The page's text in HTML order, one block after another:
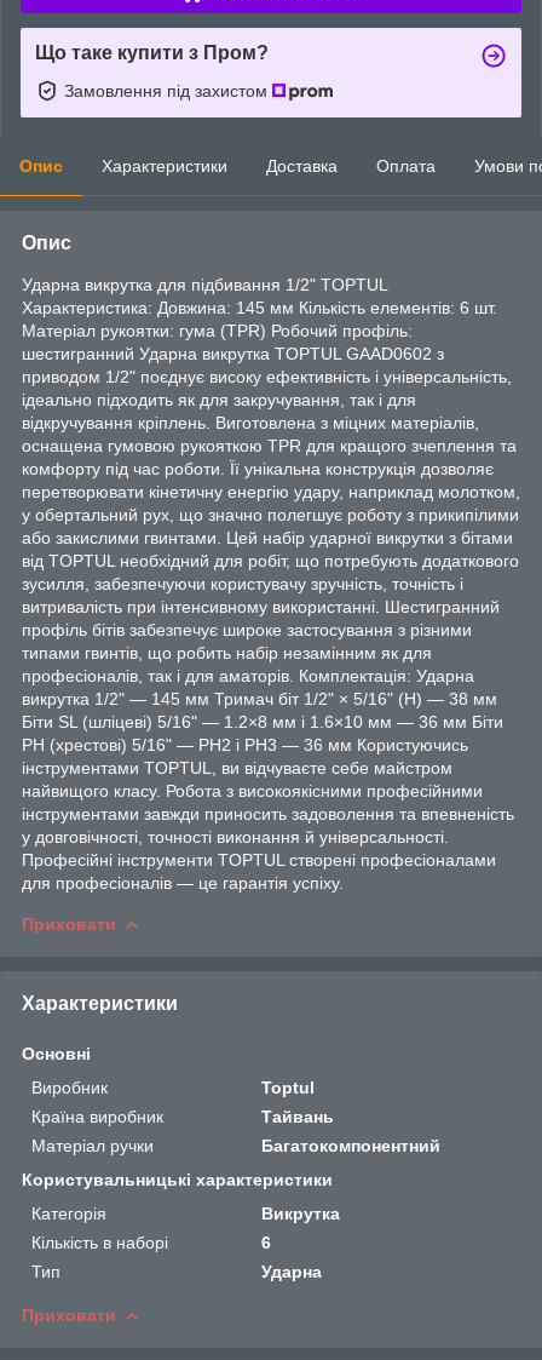
Що таке купити з Пром?
Замовлення під захистом
Опис Характеристики Доставка Оплата Умови
Опис
Ударна викрутка для підбивання 1/2" TOPTUL
Характеристика: Довжина: 145 мм Кількість елементів: 6 шт.
Матеріал рукоятки: гума (TPR) Робочий профіль:
шестигранний Ударна викрутка TOPTUL GAAD0602 з
приводом 1/2" поєднує високу ефективність і універсальність,
ідеально підходить як для закручування, так і для
відкручування кріплень. Виготовлена з міцних матеріалів,
оснащена гумовою рукояткою TPR для кращого зчеплення та
комфорту під час роботи. Її унікальна конструкція дозволяє
перетворювати кінетичну енергію удару, наприклад молотком,
у обертальний рух, що значно полегшує роботу з прикипілими
або закислими гвинтами. Цей набір ударної викрутки з бітами
від TOPTUL необхідний для робіт, що потребують додаткового
зусилля, забезпечуючи користувачу зручність, точність і
витривалість при інтенсивному використанні. Шестигранний
профіль бітів забезпечує широке застосування з різними
типами гвинтів, що робить набір незамінним як для
професіоналів, так і для аматорів. Комплектація: Ударна
викрутка 1/2" — 145 мм Тримач біт 1/2" × 5/16" (H) — 38 мм
Біти SL (шліцеві) 5/16" — 1.2×8 мм і 1.6×10 мм — 36 мм Біти
PH (хрестові) 5/16" — PH2 і PH3 — 36 мм Користуючись
інструментами TOPTUL, ви відчуваєте себе майстром
найвищого класу. Робота з високоякісними професійними
інструментами завжди приносить задоволення та впевненість
у довговічності, точності виконання й універсальності.
Професійні інструменти TOPTUL створені професіоналами
для професіоналів — це гарантія успіху.
Приховати
Характеристики
Основні
Виробник
Toptul
Країна виробник
Тайвань
Матеріал ручки
Багатокомпонентний
Користувальницькі характеристики
Категорія
Викрутка
Кількість в наборі
6
Тип
Ударна
Приховати